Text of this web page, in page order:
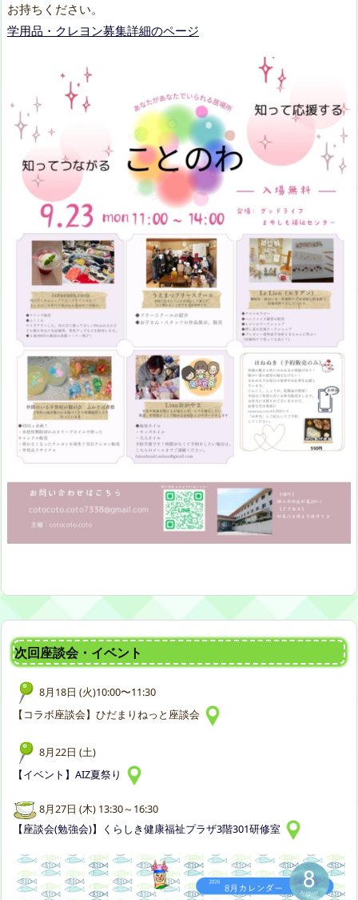
お持ちください。
学用品・クレヨン募集詳細のページ
次回座談会・イベント
8月18日 (火)10:00〜11:30
【コラボ座談会】ひだまりねっと座談会
8月22日 (土)
【イベント】AIZ夏祭り
8月27日 (木) 13:30～16:30
【座談会(勉強会)】くらしき健康福祉プラザ3階301研修室